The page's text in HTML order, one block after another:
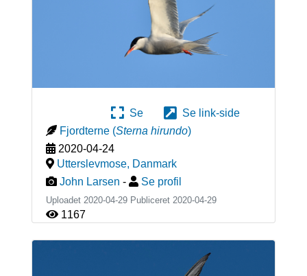
Se
Se link-side
Fjordterne (Sterna hirundo)
2020-04-24
Utterslevmose, Danmark
John Larsen - Se profil
Uploadet 2020-04-29 Publiceret 2020-04-29
1167